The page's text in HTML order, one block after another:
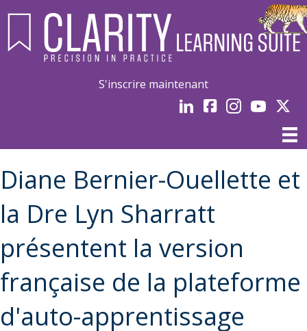
S'inscrire maintenant
LinkedInFacebookInstagramYoutube
Diane Bernier-Ouellette et
la Dre Lyn Sharratt
présentent la version
française de la plateforme
d'auto-apprentissage